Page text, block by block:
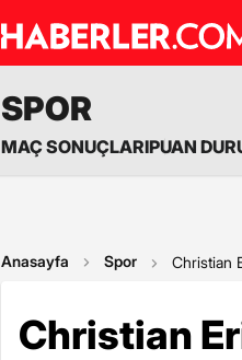
SPOR
MAÇ SONUÇLARIPUAN
Anasayfa Spor Christian
Christian